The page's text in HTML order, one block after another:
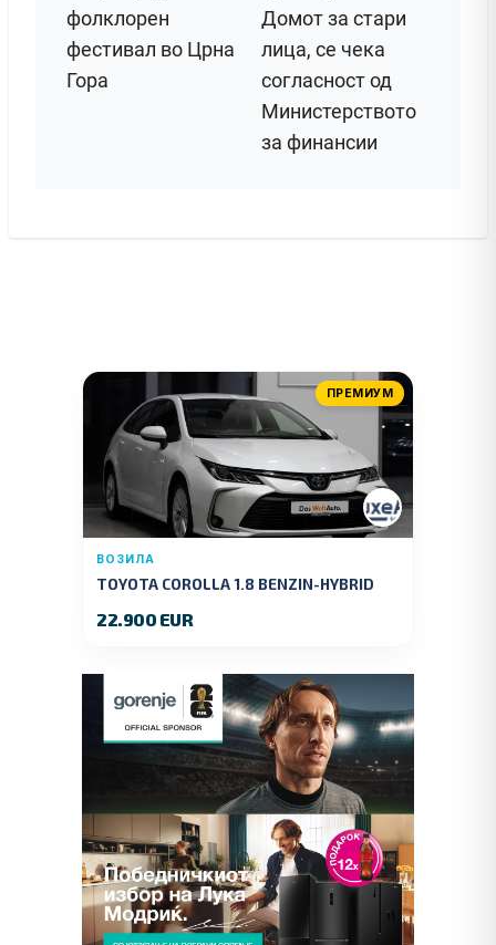
фолклорен
фестивал во Црна
Гора
Домот за стари
лица, се чека
согласност од
Министерството
за финансии
ПРЕМИУМ
ВОЗИЛА
TOYOTA COROLLA 1.8 BENZIN-HYBRID
22.900 EUR